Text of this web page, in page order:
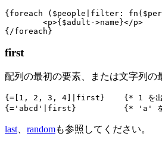
{foreach ($people|filter:
first
配列の最初の要素、または文字列の
{=[1, 2, 3, 4]|first}    {* 1 を出
last randomも参照してください。